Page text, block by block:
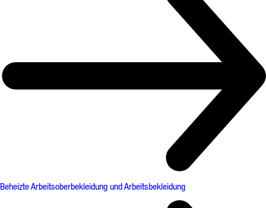
Beheizte Arbeitsoberbekleidung und Arbeitsbekleidung